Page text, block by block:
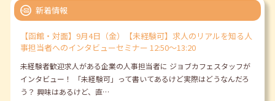
新着情報
【函館・対面】9月4日（金）【未経験可】求人のリアルを知る人
事担当者へのインタビューセミナー 12:50～13:20
未経験者歓迎求人がある企業の人事担当者に ジョブカフェスタッフが
インタビュー！ 「未経験可」って書いてあるけど実際はどうなんだろ
う？ 興味はあるけど、直…